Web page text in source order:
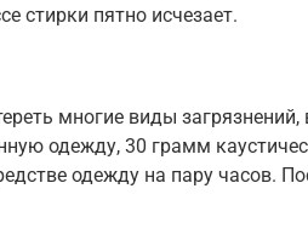
стирки пятно исчезает.
многие виды
одежду, 30 грамм
одежду на пару часов.